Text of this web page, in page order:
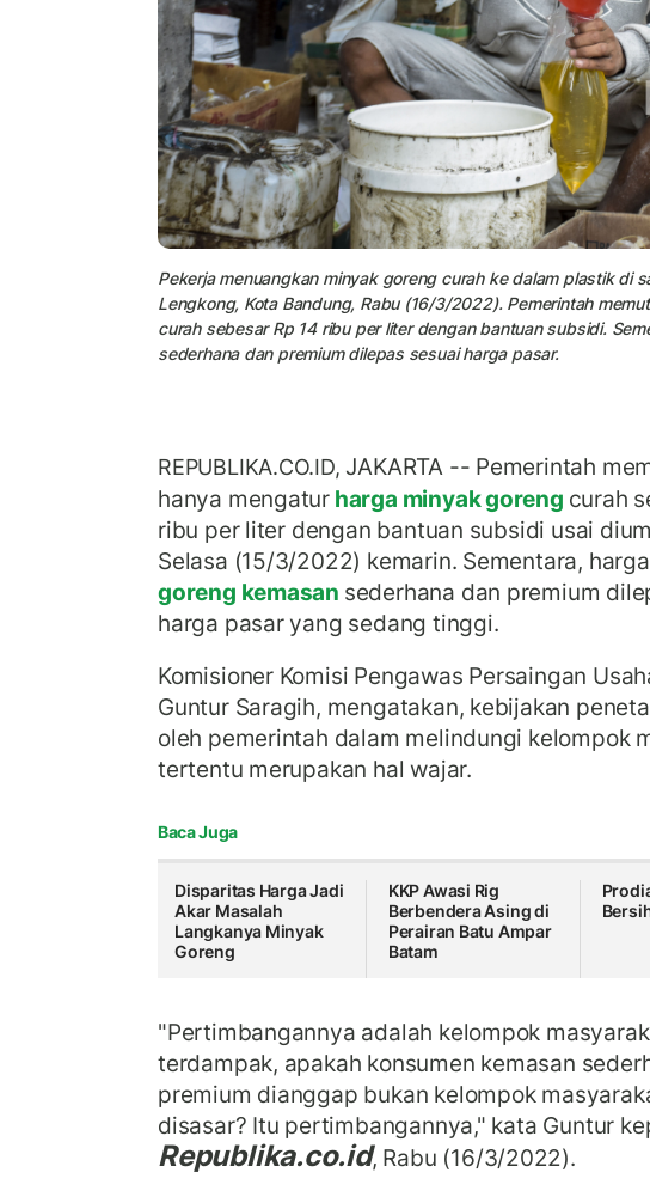
Pekerja menuangkan minyak goreng curah ke dalam plastik di
Lengkong, Kota Bandung, Rabu (16/3/2022). Pemerintah
curah sebesar Rp 14 ribu per liter dengan bantuan subsidi.
sederhana dan premium dilepas sesuai harga pasar.
REPUBLIKA.CO.ID,JAKARTA -- Pemerintah
hanya mengatur harga minyak goreng curah
ribu per liter dengan bantuan subsidi usai
Selasa (15/3/2022) kemarin. Sementara, harga
goreng kemasan sederhana dan premium
harga pasar yang sedang tinggi.
Komisioner Komisi Pengawas Persaingan
Guntur Saragih, mengatakan, kebijakan
oleh pemerintah dalam melindungi kelompok
tertentu merupakan hal wajar.
Baca Juga
Disparitas Harga Jadi
Akar Masalah
Langkanya Minyak
Goreng
KKP Awasi Rig
Berbendera Asing di
Perairan Batu Ampar
Batam
"Pertimbangannya adalah kelompok
terdampak, apakah konsumen kemasan
premium dianggap bukan kelompok
disasar? Itu pertimbangannya," kata Guntur
Republika.co.id, Rabu (16/3/2022).